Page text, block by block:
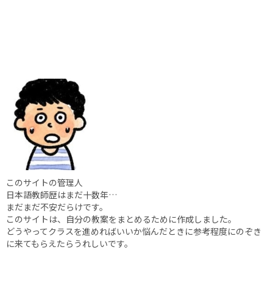
このサイトの管理人
日本語教師歴はまだ十数年…
まだまだ不安だらけです。
このサイトは、自分の教案をまとめるために作成しました。
どうやってクラスを進めればいいか悩んだときに参考程度にのぞき
に来てもらえたらうれしいです。